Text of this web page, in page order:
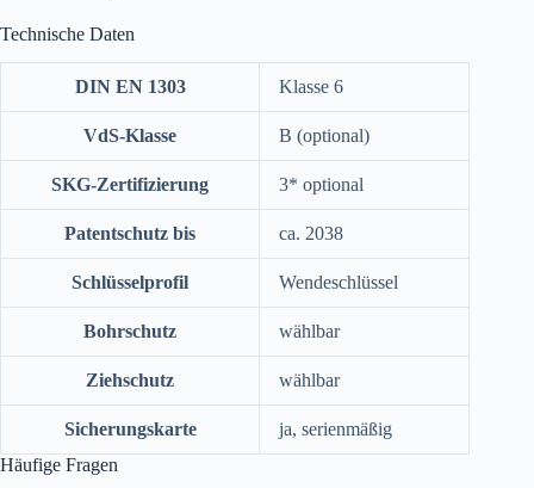
Technische Daten
DIN EN 1303 Klasse 6
VdS-Klasse B (optional)
SKG-Zertifizierung 3* optional
Patentschutz bis ca. 2038
Schlüsselprofil Wendeschlüssel
Bohrschutz wählbar
Ziehschutz wählbar
Sicherungskarte
ja, serienmäßig
Häufige Fragen